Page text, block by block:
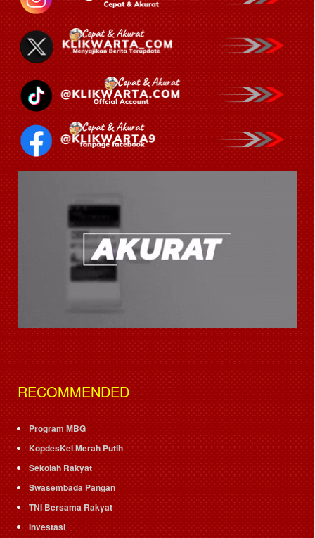
RECOMMENDED
Program MBG
KopdesKel Merah Putih
Sekolah Rakyat
Swasembada Pangan
TNI Bersama Rakyat
Investasi